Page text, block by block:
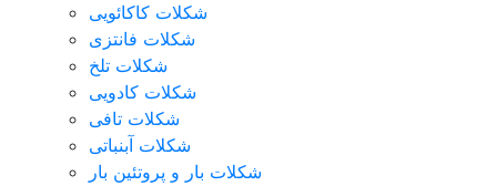
شکلات کاکائویی
شکلات فانتزی
شکلات تلخ
شکلات کادویی
شکلات تافی
شکلات آبنباتی
شکلات بار و پروتئین بار